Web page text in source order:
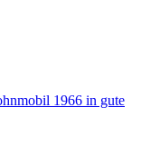
1966 in gute